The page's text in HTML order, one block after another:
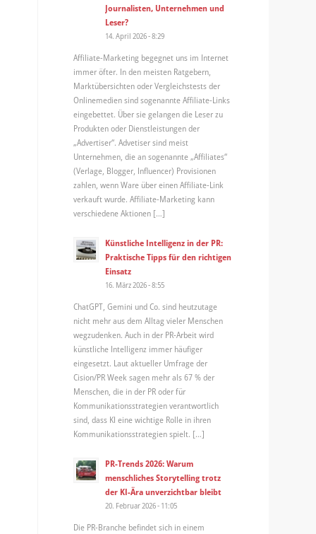
Journalisten, Unternehmen und
Leser?
14. April 2026 - 8:29
Affiliate-Marketing begegnet uns im Internet
immer öfter. In den meisten Ratgebern,
Marktübersichten oder Vergleichstests der
Onlinemedien sind sogenannte Affiliate-Links
eingebettet. Über sie gelangen die Leser zu
Produkten oder Dienstleistungen der
„Advertiser“. Advetiser sind meist
Unternehmen, die an sogenannte „Affiliates“
(Verlage, Blogger, Influencer) Provisionen
zahlen, wenn Ware über einen Affiliate-Link
verkauft wurde. Affiliate-Marketing kann
verschiedene Aktionen […]
Künstliche Intelligenz in der PR:
Praktische Tipps für den richtigen
Einsatz
16. März 2026 - 8:55
ChatGPT, Gemini und Co. sind heutzutage
nicht mehr aus dem Alltag vieler Menschen
wegzudenken. Auch in der PR-Arbeit wird
künstliche Intelligenz immer häufiger
eingesetzt. Laut aktueller Umfrage der
Cision/PR Week sagen mehr als 67 % der
Menschen, die in der PR oder für
Kommunikationsstrategien verantwortlich
sind, dass KI eine wichtige Rolle in ihren
Kommunikationsstrategien spielt. […]
PR-Trends 2026: Warum
menschliches Storytelling trotz
der KI-Ära unverzichtbar bleibt
20. Februar 2026 - 11:05
Die PR-Branche befindet sich in einem